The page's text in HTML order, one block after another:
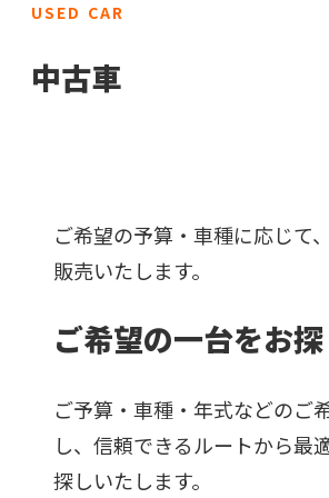
USED CAR
中古車
ご希望の予算・車種に応じて
販売いたします。
ご希望の一台をお
ご予算・車種・年式などのご
し、信頼できるルートから最
探しいたします。